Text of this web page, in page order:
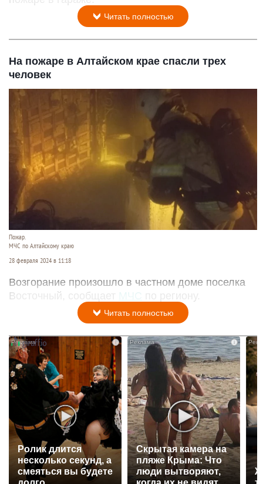
Читать полностью
На пожаре в Алтайском крае спасли трех
человек
Пожар.
МЧС по Алтайскому краю
28 февраля 2024 в 11:18
Возгорание произошло в частном доме поселка
Восточный, сообщает МЧС по региону.
Читать полностью
Ролик длится
несколько секунд, а
смеяться вы будете
i
Скрытая камера на
пляже Крыма: Что
люди вытворяют,